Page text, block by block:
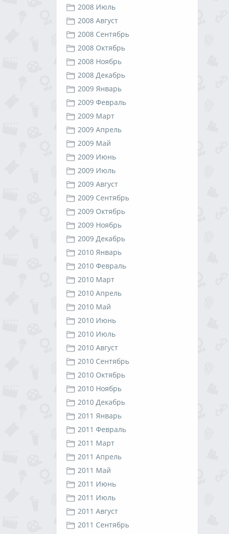
2008 Июль
2008 Август
2008 Сентябрь
2008 Октябрь
2008 Ноябрь
2008 Декабрь
2009 Январь
2009 Февраль
2009 Март
2009 Апрель
2009 Май
2009 Июнь
2009 Июль
2009 Август
2009 Сентябрь
2009 Октябрь
2009 Ноябрь
2009 Декабрь
2010 Январь
2010 Февраль
2010 Март
2010 Апрель
2010 Май
2010 Июнь
2010 Июль
2010 Август
2010 Сентябрь
2010 Октябрь
2010 Ноябрь
2010 Декабрь
2011 Январь
2011 Февраль
2011 Март
2011 Апрель
2011 Май
2011 Июнь
2011 Июль
2011 Август
2011 Сентябрь